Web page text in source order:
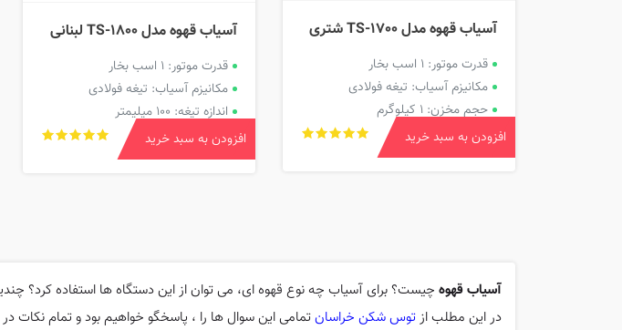
آسیاب قهوه مدل TS-1700 شتری
قدرت موتور: 1 اسب بخار
مکانیزم آسیاب: تیغه فولادی
حجم مخزن: 1 کیلوگرم
افزودن به سبد خرید
آسیاب قهوه مدل TS-1800 لبنانی
قدرت موتور: 1 اسب بخار
مکانیزم آسیاب: تیغه فولادی
اندازه تیغه: 100 میلیمتر
افزودن به سبد خرید
آسیاب قهوه چیست؟ برای آسیاب چه نوع قهوه ای، می توان از این دستگاه ها استفاده کرد؟
در این مطلب ازتوس شکن خراسانتمامی این سوال ها را ، پاسخگو خواهیم بود و تمام نکات